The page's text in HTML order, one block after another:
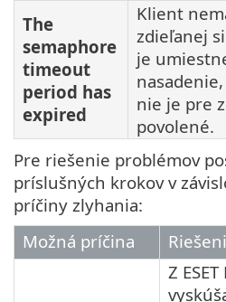
The
semaphore
timeout
period has
expired
Klient
zdieľanej
je
nie je pre
povolené.
Pre riešenie problémov
príslušných krokov v
príčiny zlyhania:
Možná príčina
Z